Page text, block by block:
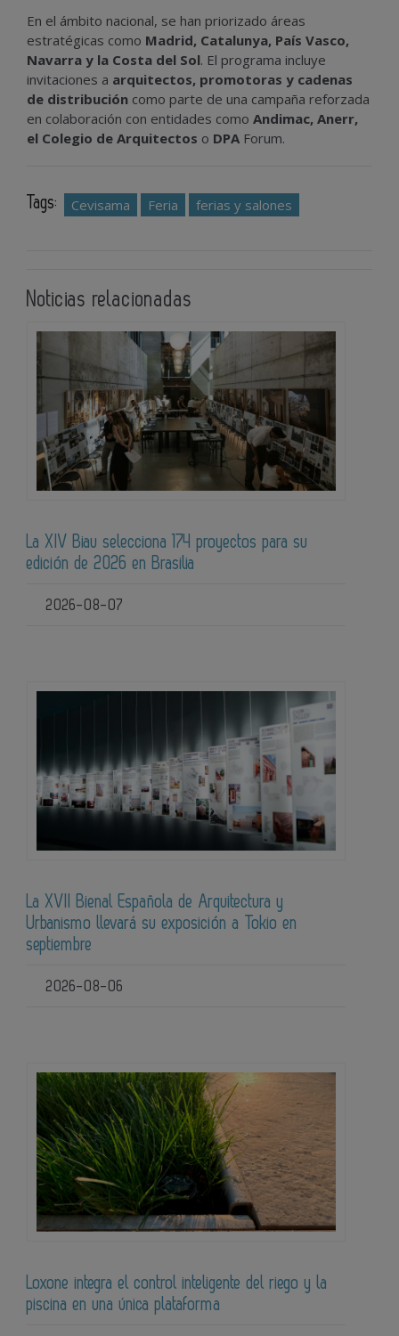
En el ámbito nacional, se han priorizado áreas
estratégicas como Madrid, Catalunya, País Vasco,
Navarra y la Costa del Sol. El programa incluye
invitaciones a arquitectos, promotoras y cadenas
de distribución como parte de una campaña reforzada
en colaboración con entidades como Andimac, Anerr,
el Colegio de Arquitectos o DPA Forum.
Tags: Cevisama Feria ferias y salones
Noticias relacionadas
La XIV Biau selecciona 174 proyectos para su
edición de 2026 en Brasilia
2026-08-07
La XVII Bienal Española de Arquitectura y
Urbanismo llevará su exposición a Tokio en
septiembre
2026-08-06
Loxone integra el control inteligente del riego y la
piscina en una única plataforma